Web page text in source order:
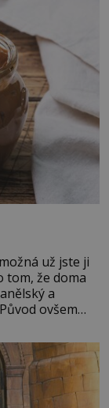
je […]
už jste ji
tom, že doma
a
ovšem
a k tomu